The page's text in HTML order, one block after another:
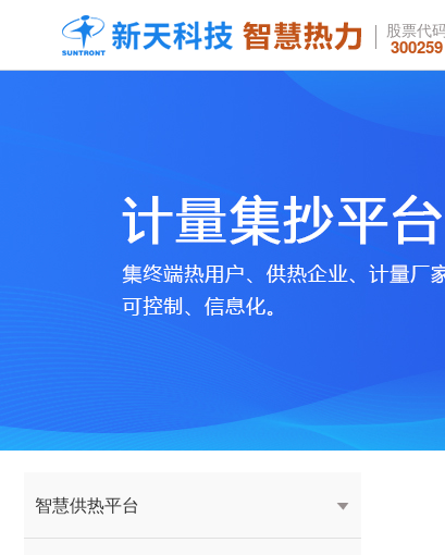
股票代
300259
智慧供热平台 